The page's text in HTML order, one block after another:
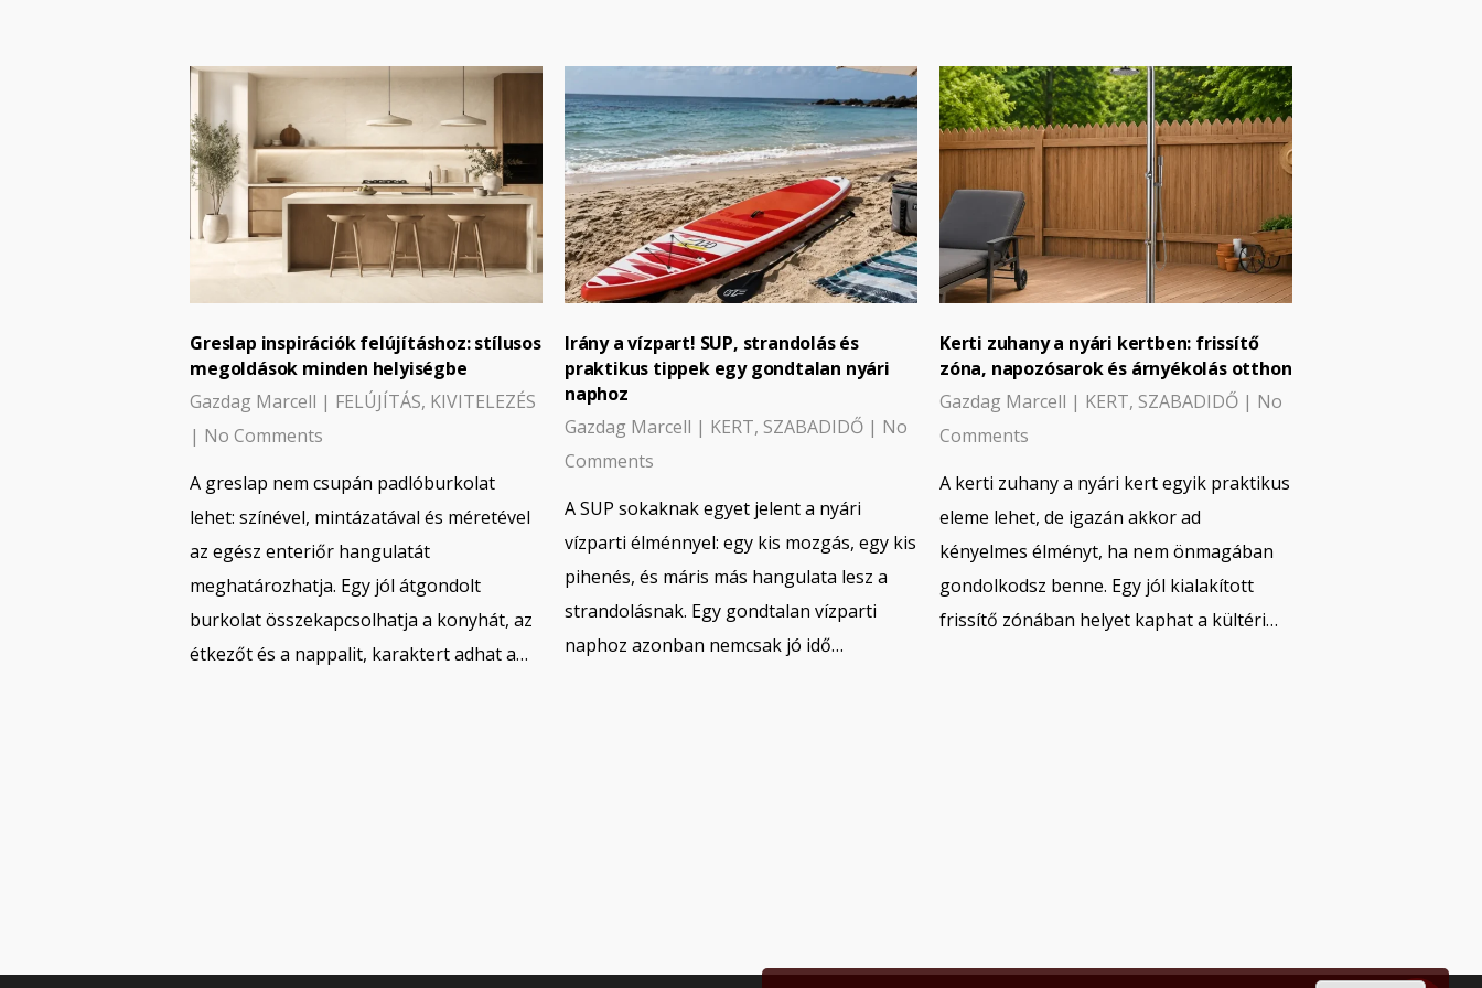
Greslap inspirációk felújításhoz: stílusos
megoldások minden helyiségbe
Gazdag Marcell | FELÚJÍTÁS, KIVITELEZÉS
| No Comments
A greslap nem csupán padlóburkolat
lehet: színével, mintázatával és méretével
az egész enteriőr hangulatát
meghatározhatja. Egy jól átgondolt
burkolat összekapcsolhatja a konyhát, az
étkezőt és a nappalit, karaktert adhat a…
Irány a vízpart! SUP, strandolás és
praktikus tippek egy gondtalan nyári
naphoz
Gazdag Marcell | KERT, SZABADIDŐ | No
Comments
A SUP sokaknak egyet jelent a nyári
vízparti élménnyel: egy kis mozgás, egy kis
pihenés, és máris más hangulata lesz a
strandolásnak. Egy gondtalan vízparti
naphoz azonban nemcsak jó idő…
Kerti zuhany a nyári kertben: frissítő
zóna, napozósarok és árnyékolás otthon
Gazdag Marcell | KERT, SZABADIDŐ | No
Comments
A kerti zuhany a nyári kert egyik praktikus
eleme lehet, de igazán akkor ad
kényelmes élményt, ha nem önmagában
gondolkodsz benne. Egy jól kialakított
frissítő zónában helyet kaphat a kültéri…